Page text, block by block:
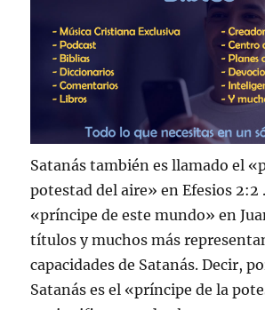
Satanás también es llamado el
potestad del aire» en Efesios 2:2
«príncipe de este mundo» en
títulos y muchos más
capacidades de Satanás. Decir,
Satanás es el «príncipe de la